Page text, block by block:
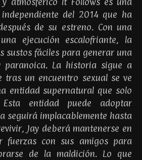
del 2014 que ha
de su estreno. Con una
ejecución escalofriante, la
sustos fáciles para generar una
paranoica. La historia sigue a
tras un encuentro sexual se ve
entidad supernatural que solo
entidad puede adoptar
seguirá implacablemente hasta
Jay deberá mantenerse en
fuerzas con sus amigos para
de la maldición. Lo que